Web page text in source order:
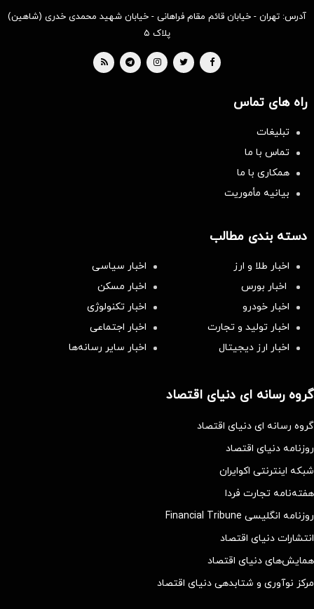
آدرس: تهران - خیابان قائم مقام فراهانی - خیابان شهید محمدی خدری (شاهین)
پلاک ۵
راه های تماس
تبلیغات
تماس با ما
همکاری با ما
بیانیه مأموریت
دسته بندی مطالب
اخبار طلا و ارز
اخبار سیاسی
اخبار بورس
اخبار مسکن
اخبار خودرو
اخبار تکنولوژی
اخبار تولید و تجارت
اخبار اجتماعی
اخبار ارز دیجیتال
اخبار سایر رسانه‌‌ها
گروه رسانه ای دنیای اقتصاد
گروه رسانه ای دنیای اقتصاد
روزنامه دنیای اقتصاد
شبکه اینترنتی اکوایران
هفته‌نامه تجارت فردا
روزنامه انگلیسی Financial Tribune
انتشارات دنیای اقتصاد
همایش‌های دنیای اقتصاد
مرکز نوآوری و شتابدهی دنیای اقتصاد